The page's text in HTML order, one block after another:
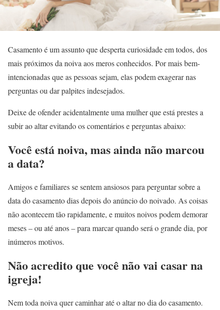
Casamento é um assunto que desperta curiosidade em todos, dos
mais próximos da noiva aos meros conhecidos. Por mais bem-
intencionadas que as pessoas sejam, elas podem exagerar nas
perguntas ou dar palpites indesejados.
Deixe de ofender acidentalmente uma mulher que está prestes a
subir ao altar evitando os comentários e perguntas abaixo:
Você está noiva, mas ainda não marcou
a data?
Amigos e familiares se sentem ansiosos para perguntar sobre a
data do casamento dias depois do anúncio do noivado. As coisas
não acontecem tão rapidamente, e muitos noivos podem demorar
meses – ou até anos – para marcar quando será o grande dia, por
inúmeros motivos.
Não acredito que você não vai casar na
igreja!
Nem toda noiva quer caminhar até o altar no dia do casamento.